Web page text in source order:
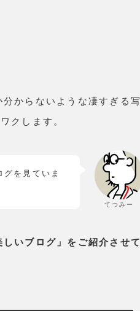
からないような凄すぎる写
クします。
てつみー
を見ていま
しいブログ」をご紹介させて